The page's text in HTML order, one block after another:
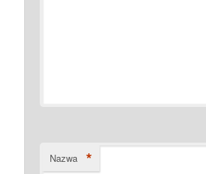
Nazwa *